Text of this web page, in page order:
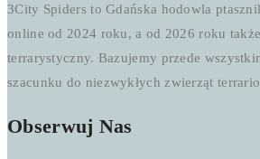
3City Spiders to Gdańska hodowla
online od 2024 roku, a od 2026 roku
terrarystyczny. Bazujemy przede
szacunku do niezwykłych zwierząt
Obserwuj Nas